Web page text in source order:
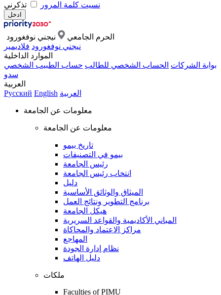
نسيت كلمة المرور تذكرني
الحرم الجامعي
نيجني نوفغورود
نيجني نوفغورود فلاديمير
الموارد الداخلية
بوابة الشركات الحساب الشخصي للطالب حساب الطبيب الشخصي
سدو
العربية
Русский English العربية
معلومات عن الجامعة
معلومات عن الجامعة
تاريخ بيمو
بيمو في التصنيفات
رئيس الجامعة
انتخاب رئيس الجامعة
دليل
الميثاق والوثائق الأساسية
برنامج التطوير ونتائج العمل
هيكل الجامعة
المباني الأكاديمية والقواعد السريرية
مراكز الاعتماد والمحاكاة
المهاجع
نظام إدارة الجودة
دليل الهاتف
ملكات
Faculties of PIMU